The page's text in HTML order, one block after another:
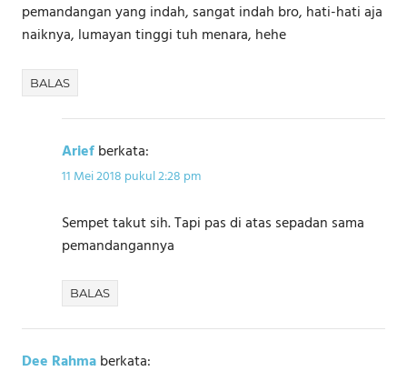
pemandangan yang indah, sangat indah bro, hati-hati aja
naiknya, lumayan tinggi tuh menara, hehe
BALAS
Ariefberkata:
11 Mei 2018 pukul 2:28 pm
Sempet takut sih. Tapi pas di atas sepadan sama
pemandangannya
BALAS
Dee Rahmaberkata: